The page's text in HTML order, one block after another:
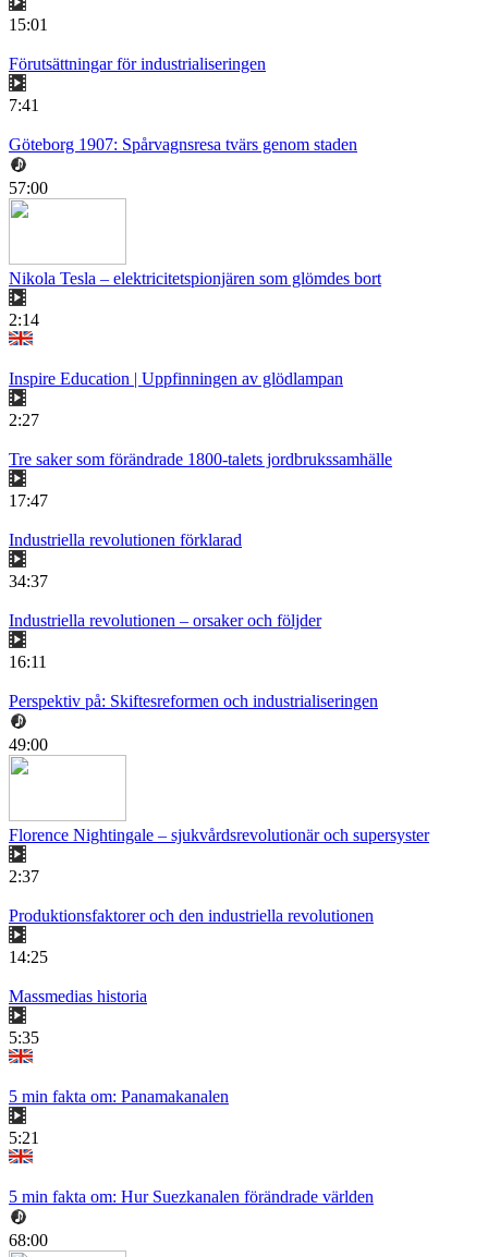
15:01
Förutsättningar för industrialiseringen
7:41
Göteborg 1907: Spårvagnsresa tvärs genom staden
57:00
Nikola Tesla – elektricitetspionjären som glömdes bort
2:14
Inspire Education | Uppfinningen av glödlampan
2:27
Tre saker som förändrade 1800-talets jordbrukssamhälle
17:47
Industriella revolutionen förklarad
34:37
Industriella revolutionen – orsaker och följder
16:11
Perspektiv på: Skiftesreformen och industrialiseringen
49:00
Florence Nightingale – sjukvårdsrevolutionär och supersyster
2:37
Produktionsfaktorer och den industriella revolutionen
14:25
Massmedias historia
5:35
5 min fakta om: Panamakanalen
5:21
5 min fakta om: Hur Suezkanalen förändrade världen
68:00